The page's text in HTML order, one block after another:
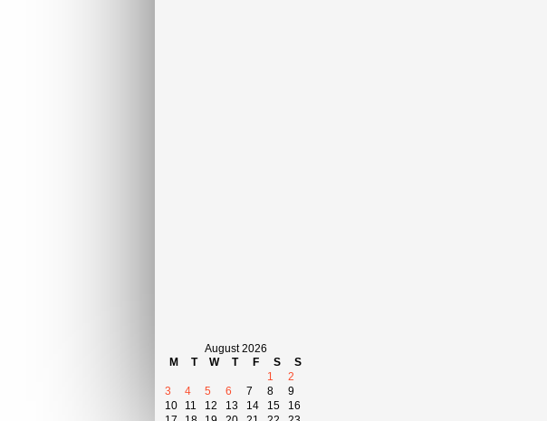
August 2026
M
T W T F S
S
1
2
3
4 5 6 7 8
9
10
11 12 13 14 15
16